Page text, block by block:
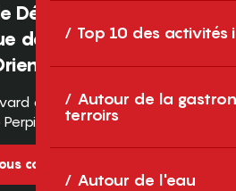
Top 10 des activités
Autour de la
terroirs
Autour de l'eau
Développement
des Pyrénées-
des Pyrénées
Cedex
contacter